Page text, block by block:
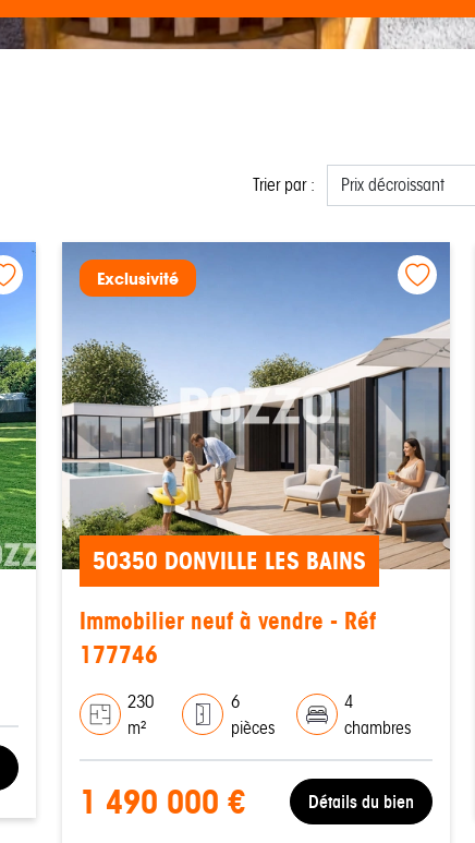
Trier par :
Exclusivité
50350 DONVILLE LES BAINS
Immobilier neuf à vendre - Réf
177746
230
m²
6
pièces
4
chambres
1 490 000 € Détails du bien